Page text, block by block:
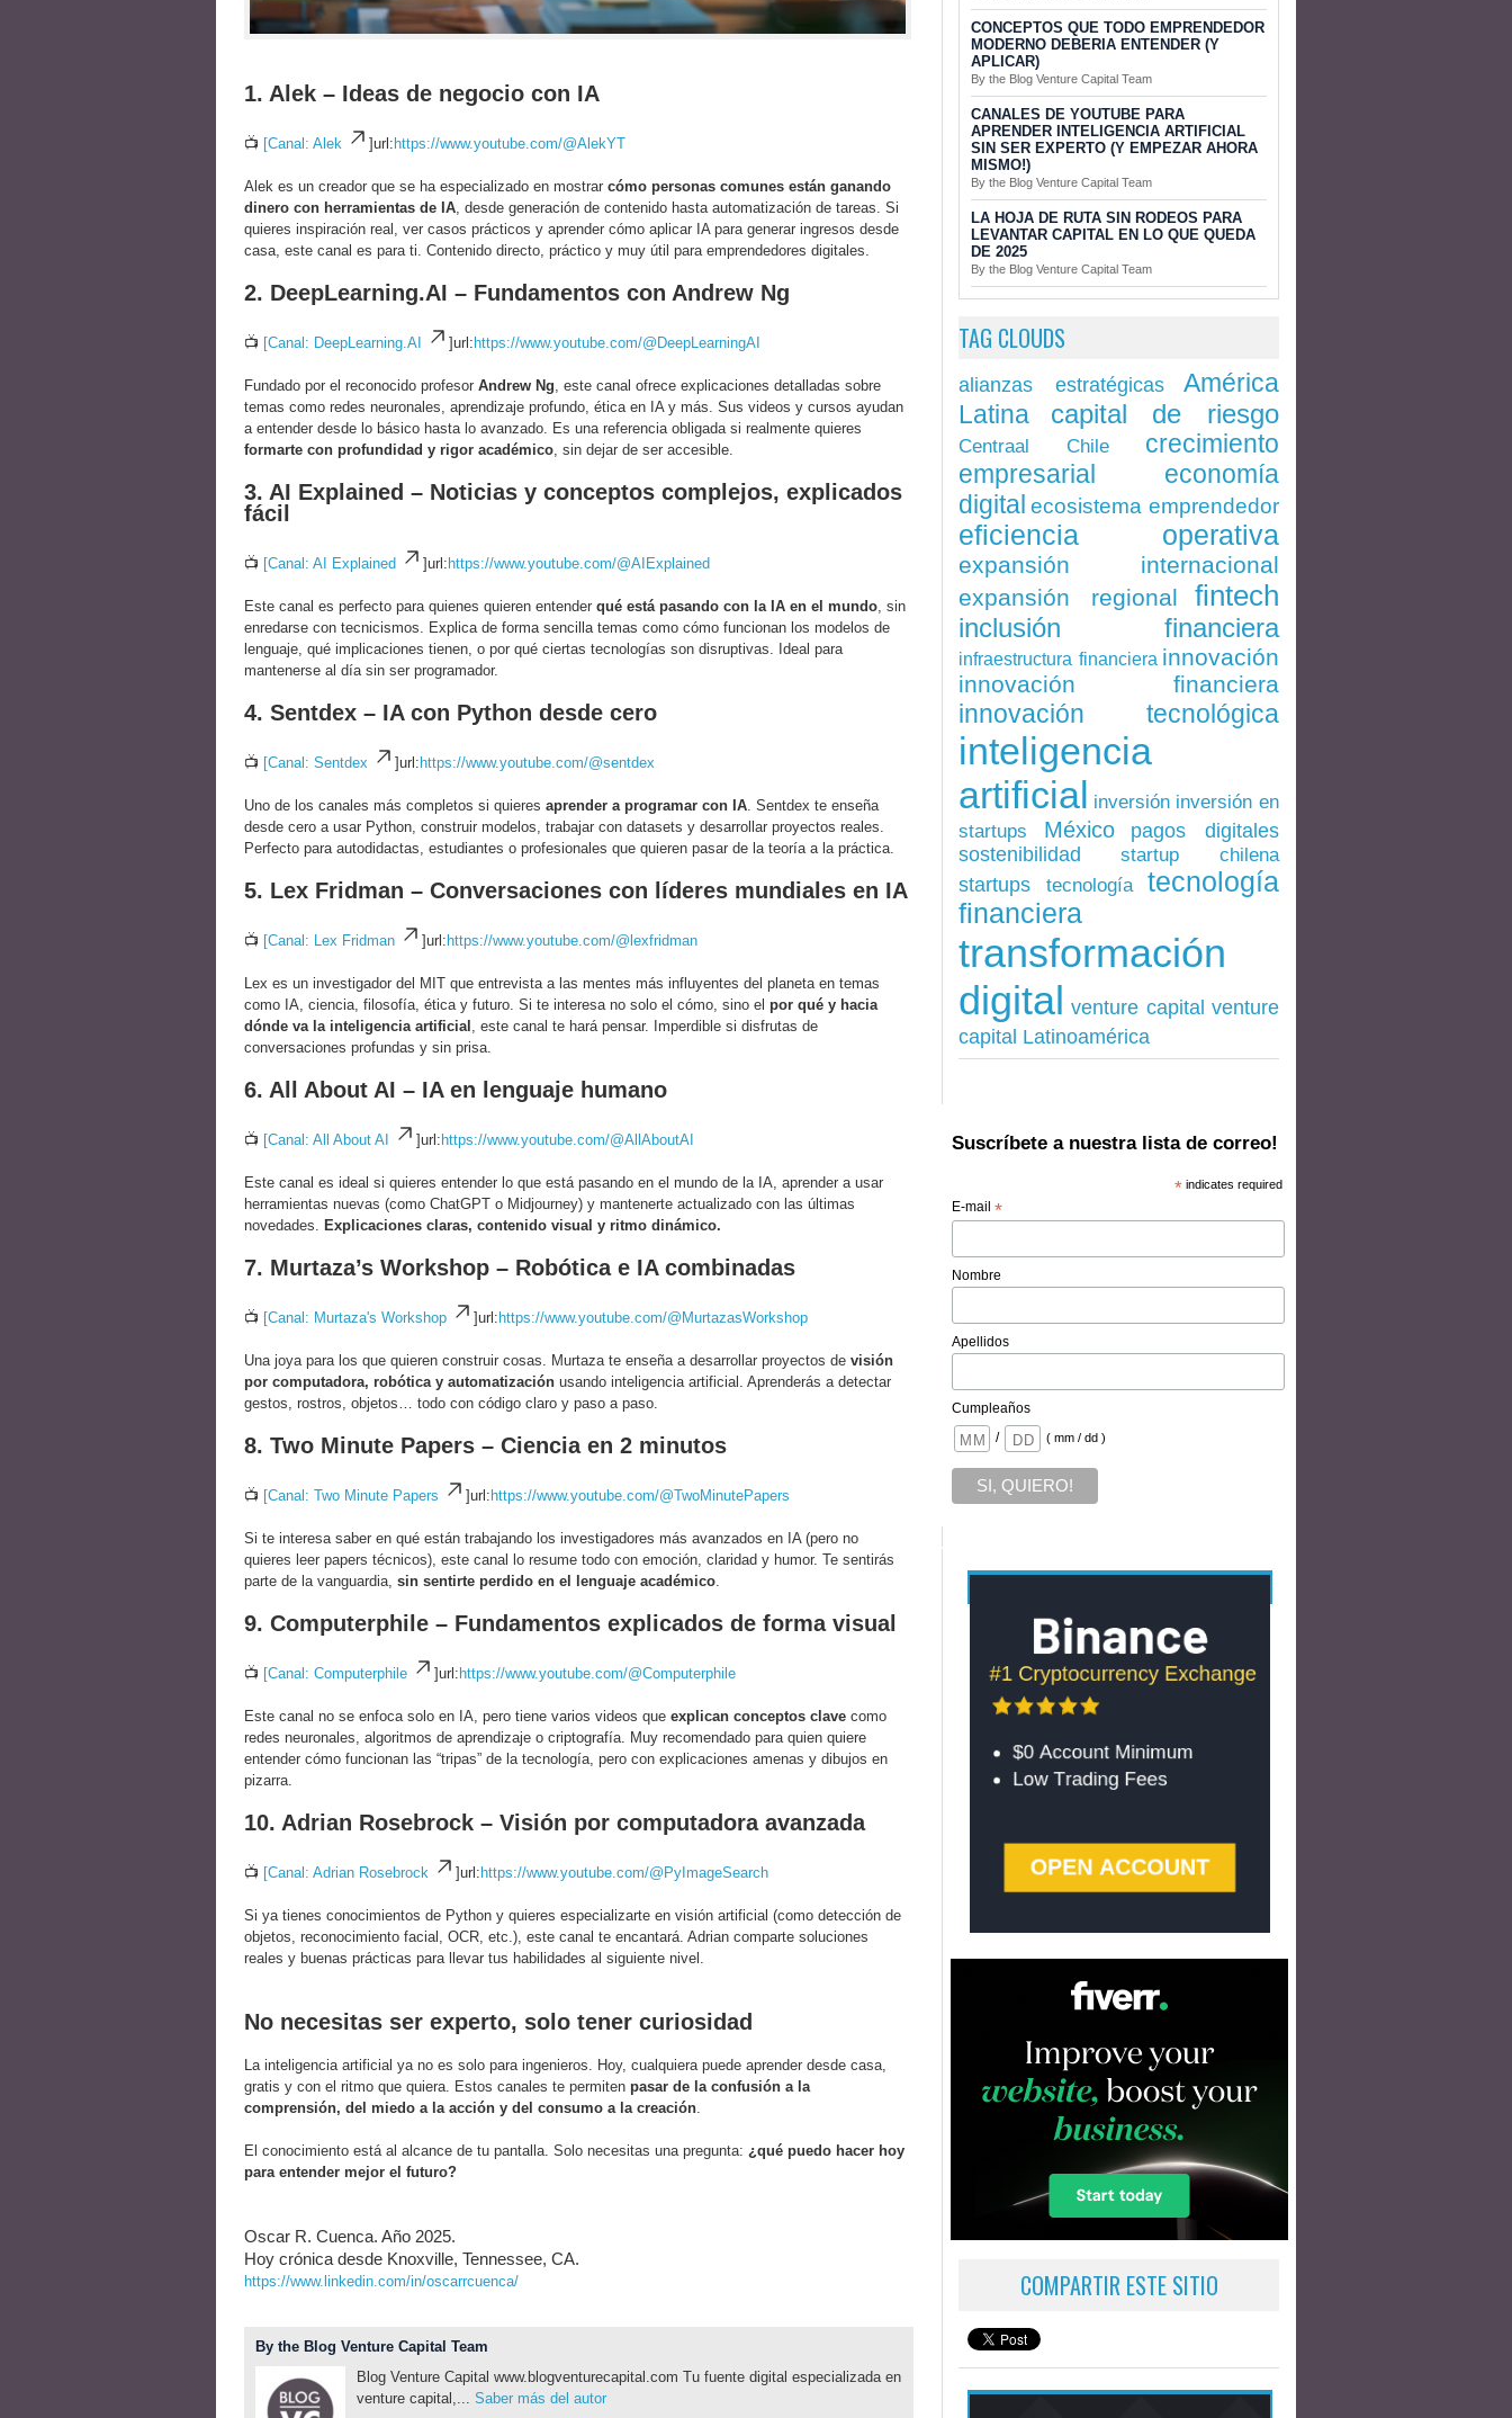
1. Alek – Ideas de negocio con IA
📺 [Canal: Alek ]url: https://www.youtube.com/@AlekYT
Alek es un creador que se ha especializado en mostrar cómo personas comunes están ganando
dinero con herramientas de IA , desde generación de contenido hasta automatización de tareas. Si
quieres inspiración real, ver casos prácticos y aprender cómo aplicar IA para generar ingresos desde
casa, este canal es para ti. Contenido directo, práctico y muy útil para emprendedores digitales.
2. DeepLearning.AI – Fundamentos con Andrew Ng
📺 [Canal: DeepLearning.AI ]url: https://www.youtube.com/@DeepLearningAI
Fundado por el reconocido profesor Andrew Ng , este canal ofrece explicaciones detalladas sobre
temas como redes neuronales, aprendizaje profundo, ética en IA y más. Sus videos y cursos ayudan
a entender desde lo básico hasta lo avanzado. Es una referencia obligada si realmente quieres
formarte con profundidad y rigor académico , sin dejar de ser accesible.
3. AI Explained – Noticias y conceptos complejos, explicados
fácil
📺 [Canal: AI Explained ]url: https://www.youtube.com/@AIExplained
Este canal es perfecto para quienes quieren entender qué está pasando con la IA en el mundo , sin
enredarse con tecnicismos. Explica de forma sencilla temas como cómo funcionan los modelos de
lenguaje, qué implicaciones tienen, o por qué ciertas tecnologías son disruptivas. Ideal para
mantenerse al día sin ser programador.
4. Sentdex – IA con Python desde cero
📺 [Canal: Sentdex ]url: https://www.youtube.com/@sentdex
Uno de los canales más completos si quieres aprender a programar con IA . Sentdex te enseña
desde cero a usar Python, construir modelos, trabajar con datasets y desarrollar proyectos reales.
Perfecto para autodidactas, estudiantes o profesionales que quieren pasar de la teoría a la práctica.
5. Lex Fridman – Conversaciones con líderes mundiales en IA
📺 [Canal: Lex Fridman ]url: https://www.youtube.com/@lexfridman
Lex es un investigador del MIT que entrevista a las mentes más influyentes del planeta en temas
como IA, ciencia, filosofía, ética y futuro. Si te interesa no solo el cómo, sino el por qué y hacia
dónde va la inteligencia artificial
, este canal te hará pensar. Imperdible si disfrutas de
conversaciones profundas y sin prisa.
6. All About AI – IA en lenguaje humano
📺 [Canal: All About AI ]url: https://www.youtube.com/@AllAboutAI
Este canal es ideal si quieres entender lo que está pasando en el mundo de la IA, aprender a usar
herramientas nuevas (como ChatGPT o Midjourney) y mantenerte actualizado con las últimas
novedades.
Explicaciones claras, contenido visual y ritmo dinámico.
7. Murtaza’s Workshop – Robótica e IA combinadas
📺 [Canal: Murtaza's Workshop ]url: https://www.youtube.com/@MurtazasWorkshop
Una joya para los que quieren construir cosas. Murtaza te enseña a desarrollar proyectos de visión
por computadora, robótica y automatización usando inteligencia artificial. Aprenderás a detectar
gestos, rostros, objetos… todo con código claro y paso a paso.
8. Two Minute Papers – Ciencia en 2 minutos
📺 [Canal: Two Minute Papers ]url: https://www.youtube.com/@TwoMinutePapers
Si te interesa saber en qué están trabajando los investigadores más avanzados en IA (pero no
quieres leer papers técnicos), este canal lo resume todo con emoción, claridad y humor. Te sentirás
parte de la vanguardia, sin sentirte perdido en el lenguaje académico
9. Computerphile – Fundamentos explicados de forma visual
📺 [Canal: Computerphile ]url: https://www.youtube.com/@Computerphile
Este canal no se enfoca solo en IA, pero tiene varios videos que explican conceptos clave como
redes neuronales, algoritmos de aprendizaje o criptografía. Muy recomendado para quien quiere
entender cómo funcionan las “tripas” de la tecnología, pero con explicaciones amenas y dibujos en
pizarra.
10. Adrian Rosebrock – Visión por computadora avanzada
📺 [Canal: Adrian Rosebrock ]url: https://www.youtube.com/@PyImageSearch
Si ya tienes conocimientos de Python y quieres especializarte en visión artificial (como detección de
objetos, reconocimiento facial, OCR, etc.), este canal te encantará. Adrian comparte soluciones
reales y buenas prácticas para llevar tus habilidades al siguiente nivel.
No necesitas ser experto, solo tener curiosidad
La inteligencia artificial ya no es solo para ingenieros. Hoy, cualquiera puede aprender desde casa,
gratis y con el ritmo que quiera. Estos canales te permiten pasar de la confusión a la
comprensión, del miedo a la acción y del consumo a la creación
El conocimiento está al alcance de tu pantalla. Solo necesitas una pregunta: ¿qué puedo hacer hoy
para entender mejor el futuro?
Oscar R. Cuenca. Año 2025.
Hoy crónica desde Knoxville, Tennessee, CA.
https://www.linkedin.com/in/oscarrcuenca/
By the Blog Venture Capital Team
Blog Venture Capital www.blogventurecapital.com Tu fuente digital especializada en
venture capital,... Saber más del autor
CONCEPTOS QUE TODO EMPRENDEDOR
MODERNO DEBERIA ENTENDER (Y
APLICAR)
By the Blog Venture Capital Team
CANALES DE YOUTUBE PARA
APRENDER INTELIGENCIA ARTIFICIAL
SIN SER EXPERTO (Y EMPEZAR AHORA
MISMO!)
By the Blog Venture Capital Team
LA HOJA DE RUTA SIN RODEOS PARA
LEVANTAR CAPITAL EN LO QUE QUEDA
DE 2025
By the Blog Venture Capital Team
TAG CLOUDS
alianzas estratégicas
América
Latina
capital de riesgo
Centraal Chile
crecimiento
empresarial
economía
digital ecosistema emprendedor
eficiencia operativa
expansión internacional
expansión regional
fintech
inclusión financiera
infraestructura financiera innovación
innovación financiera
innovación tecnológica
inteligencia
artificial inversión inversión en
startups
México pagos digitales
sostenibilidad startup chilena
startups tecnología
tecnología
financiera
transformación
digital venture capital venture
capital Latinoamérica
Suscríbete a nuestra lista de correo!
*indicates required
E-mail*
Nombre
Apellidos
Cumpleaños
/
( mm / dd )
COMPARTIR ESTE SITIO